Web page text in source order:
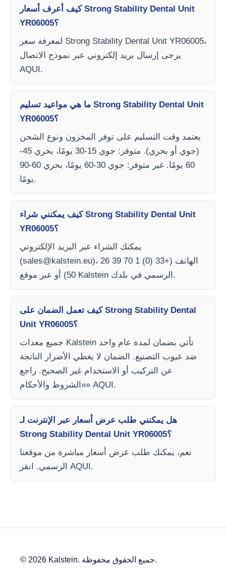
كيف أعرف أسعار Strong Stability Dental Unit
YR06005؟
لمعرفة سعر Strong Stability Dental Unit YR06005،
يرجى إرسال بريد إلكتروني عبر نموذج الاتصال
AQUI.
ما هي مواعيد تسليم Strong Stability Dental Unit
YR06005؟
يعتمد وقت التسليم على توفر المخزون ونوع الشحن
(جوي أو بحري). متوفر: جوي 15-30 يومًا، بحري 45-
60 يومًا. غير متوفر: جوي 30-60 يومًا، بحري 60-90
يومًا.
كيف يمكنني شراء Strong Stability Dental Unit
YR06005؟
يمكنك الشراء عبر البريد الإلكتروني
(sales@kalstein.eu)، الهاتف (+33 (0) 1 70 39 26
50) أو عبر موقع Kalstein الرسمي في بلدك.
كيف تعمل الضمان على Strong Stability Dental
Unit YR06005؟
جميع معدات Kalstein تأتي بضمان لمدة عام واحد
ضد عيوب التصنيع. الضمان لا يغطي الأضرار الناتجة
عن التركيب أو الاستخدام غير الصحيح. راجع
«الشروط والأحكام» AQUI.
هل يمكنني طلب عرض أسعار عبر الإنترنت لـ
Strong Stability Dental Unit YR06005؟
نعم، يمكنك طلب عرض أسعار مباشرة من موقعنا
الرسمي. انقر AQUI.
© 2026 Kalstein. جميع الحقوق محفوظة.